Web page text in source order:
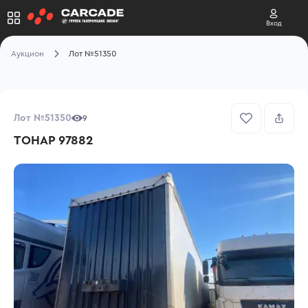
Вход
Аукцион Лот №51350
Лот №51350 9
ТОНАР 97882